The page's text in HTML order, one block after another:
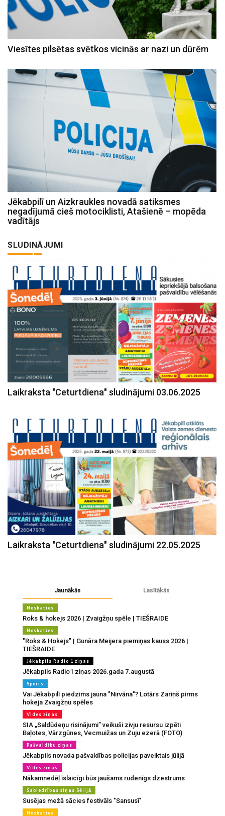
Viesītes pilsētas svētkos vicinās ar nazi un dūrēm
Jēkabpilī un Aizkraukles novadā satiksmes
negadījumā cieš motociklisti, Atašienē – mopēda
vadītājs
SLUDINĀJUMI
Laikraksta "Ceturtdiena" sludinājumi 03.06.2025
Laikraksta "Ceturtdiena" sludinājumi 22.05.2025
Jaunākās Lasītākās
Noskaties
Roks & hokejs 2026 | Zvaigžņu spēle | TIEŠRAIDE
Noskaties
"Roks & Hokejs" | Gunāra Meijera piemiņas kauss 2026 |
TIEŠRAIDE
Jēkabpils Radio 1 ziņas
Jēkabpils Radio1 ziņas 2026.gada 7.augustā
Sports
Vai Jēkabpilī piedzims jauna "Nirvāna"? Lotārs Zariņš pirms
hokeja Zvaigžņu spēles
Vides ziņas
SIA „Saldūdeņu risinājumi” veikuši zivju resursu izpēti
Baļotes, Vārzgūnes, Vecmuižas un Zuju ezerā (FOTO)
Pašvaldību ziņas
Jēkabpils novada pašvaldības policijas paveiktais jūlijā
Vides ziņas
Nākamnedēļ īslaicīgi būs jaušams rudenīgs dzestrums
Sabiedrības ziņas Sēlijā
Susējas mežā sācies festivāls "Sansusī"
Noskaties